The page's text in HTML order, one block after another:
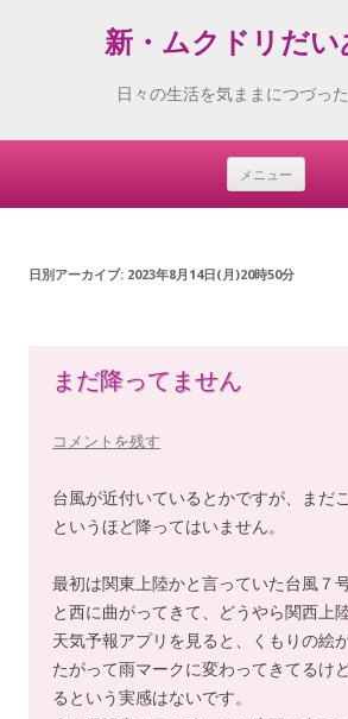
新・ムクドリだい
日々の生活を気ままにつづった
メニュー
Skip
日別アーカイブ: 2023年8月14日(月)20時50分
まだ降ってません
コメントを残す
台風が近付いているとかですが、まだ
というほど降ってはいません。
最初は関東上陸かと言っていた台風７
と西に曲がってきて、どうやら関西上
天気予報アプリを見ると、くもりの絵
たがって雨マークに変わってきてるけ
るという実感はないです。